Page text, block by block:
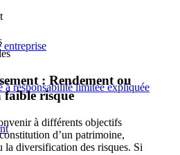
entreprise
à responsabilité limitée expliquée
: Rendement ou
faible risque
à différents objectifs
d’un patrimoine,
la diversification des risques. Si